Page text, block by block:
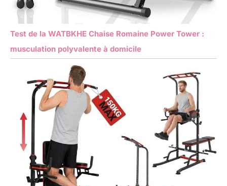
Test de la WATBKHE Chaise Romaine Power Tower :
musculation polyvalente à domicile